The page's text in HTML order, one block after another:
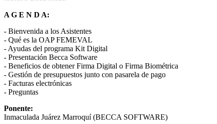
A G E N D A:
- Bienvenida a los Asistentes
- Qué es la OAP FEMEVAL
- Ayudas del programa Kit Digital
- Presentación Becca Software
- Beneficios de obtener Firma Digital o Firma Biométrica
- Gestión de presupuestos junto con pasarela de pago
- Facturas electrónicas
- Preguntas
Ponente:
Inmaculada Juárez Marroquí (BECCA SOFTWARE)